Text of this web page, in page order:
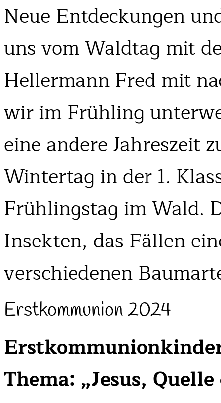
Neue Entdeckungen
uns vom Waldtag mit
Hellermann Fred mit
wir im Frühling
eine andere Jahreszeit
Wintertag in der 1.
Frühlingstag im Wald.
Insekten, das Fällen
verschiedenen
Erstkommunion 2024
Thema: „Jesus, Quelle